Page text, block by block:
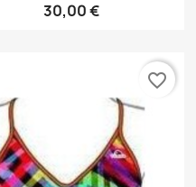
30,00 €
favorite_border